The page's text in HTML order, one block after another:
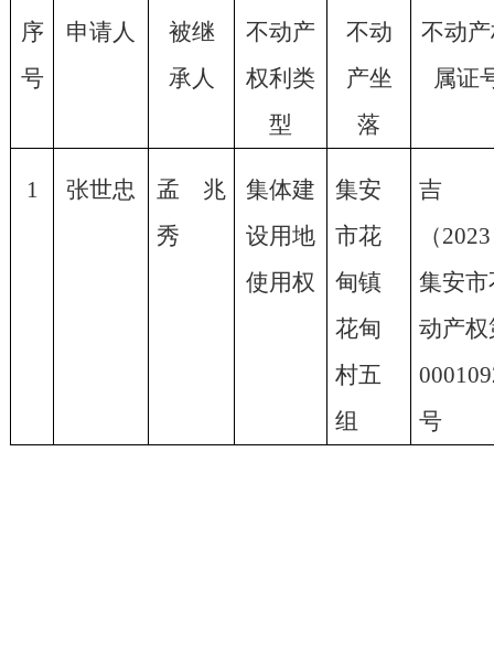
序
号
申请人
被继
承人
不动产
权利类
型
不动
产坐
落
不动
属证
1 张世忠
孟兆
秀
集体建
设用地
使用权
集安
市花
甸镇
花甸
村五
组
吉
（
集安市
动产权
号